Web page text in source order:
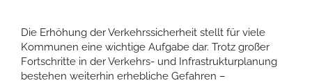
Die Erhöhung der Verkehrssicherheit stellt für viele
Kommunen eine wichtige Aufgabe dar. Trotz großer
Fortschritte in der Verkehrs- und Infrastrukturplanung
bestehen weiterhin erhebliche Gefahren –